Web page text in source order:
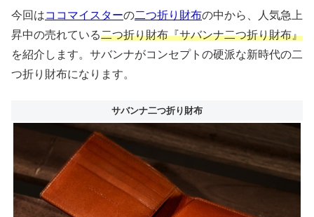
今回はココマイスターの二つ折り財布の中から、人気急上
昇中の売れている二つ折り財布『サバンナ二つ折り財布』
を紹介します。サバンナがコンセプトの硬派な新時代の二
つ折り財布になります。
サバンナ二つ折り財布